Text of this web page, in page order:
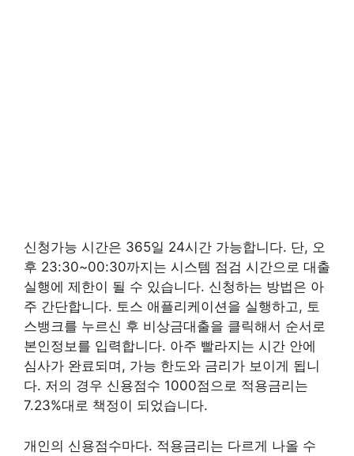
신청가능 시간은 365일 24시간 가능합니다. 단, 오
후 23:30~00:30까지는 시스템 점검 시간으로 대출
실행에 제한이 될 수 있습니다. 신청하는 방법은 아
주 간단합니다. 토스 애플리케이션을 실행하고, 토
스뱅크를 누르신 후 비상금대출을 클릭해서 순서로
본인정보를 입력합니다. 아주 빨라지는 시간 안에
심사가 완료되며, 가능 한도와 금리가 보이게 됩니
다. 저의 경우 신용점수 1000점으로 적용금리는
7.23%대로 책정이 되었습니다.
개인의 신용점수마다. 적용금리는 다르게 나올 수